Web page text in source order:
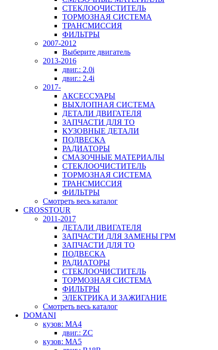
СТЕКЛООЧИСТИТЕЛЬ
ТОРМОЗНАЯ СИСТЕМА
ТРАНСМИССИЯ
ФИЛЬТРЫ
2007-2012
Выберите двигатель
2013-2016
двиг.: 2.0i
двиг.: 2.4i
2017-
АКСЕССУАРЫ
ВЫХЛОПНАЯ СИСТЕМА
ДЕТАЛИ ДВИГАТЕЛЯ
ЗАПЧАСТИ ДЛЯ ТО
КУЗОВНЫЕ ДЕТАЛИ
ПОДВЕСКА
РАДИАТОРЫ
СМАЗОЧНЫЕ МАТЕРИАЛЫ
СТЕКЛООЧИСТИТЕЛЬ
ТОРМОЗНАЯ СИСТЕМА
ТРАНСМИССИЯ
ФИЛЬТРЫ
Смотреть весь каталог
CROSSTOUR
2011-2017
ДЕТАЛИ ДВИГАТЕЛЯ
ЗАПЧАСТИ ДЛЯ ЗАМЕНЫ ГРМ
ЗАПЧАСТИ ДЛЯ ТО
ПОДВЕСКА
РАДИАТОРЫ
СТЕКЛООЧИСТИТЕЛЬ
ТОРМОЗНАЯ СИСТЕМА
ФИЛЬТРЫ
ЭЛЕКТРИКА И ЗАЖИГАНИЕ
Смотреть весь каталог
DOMANI
кузов: MA4
двиг.: ZC
кузов: MA5